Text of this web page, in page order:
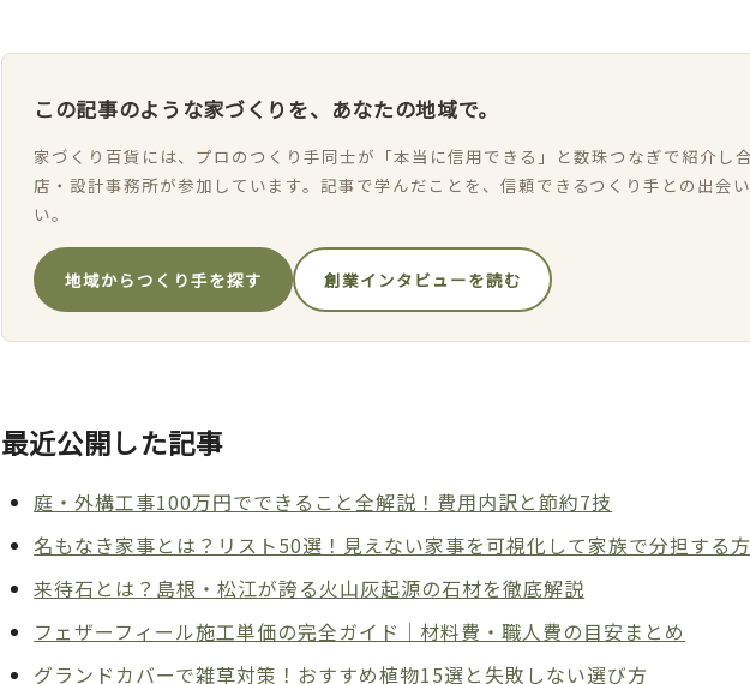
この記事のような家づくりを、あなたの地域で。
家づくり百貨には、プロのつくり手同士が「本当に信用できる」と数珠つなぎで紹介し
店・設計事務所が参加しています。記事で学んだことを、信頼できるつくり手との出会
い。
地域からつくり手を探す 創業インタビューを読む
最近公開した記事
庭・外構工事100万円でできること全解説！費用内訳と節約7技
名もなき家事とは？リスト50選！見えない家事を可視化して家族で分担する
来待石とは？島根・松江が誇る火山灰起源の石材を徹底解説
フェザーフィール施工単価の完全ガイド｜材料費・職人費の目安まとめ
グランドカバーで雑草対策！おすすめ植物15選と失敗しない選び方